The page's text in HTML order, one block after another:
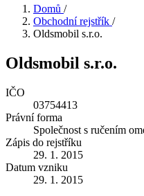
Domů /
Obchodní rejstřík /
Oldsmobil s.r.o.
Oldsmobil s.r.o.
IČO
03754413
Právní forma
Společnost s ručením
Zápis do rejstříku
29. 1. 2015
Datum vzniku
29. 1. 2015